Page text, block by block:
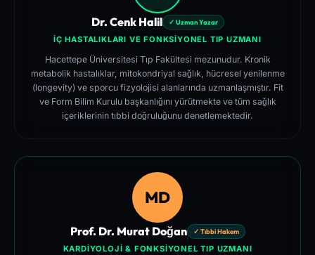
Dr. Cenk Halil ✓ Uzman Yazar
İÇ HASTALIKLARI VE FONKSIYONEL TIP UZMANI
Hacettepe Üniversitesi Tıp Fakültesi mezunudur. Kronik
metabolik hastalıklar, mitokondriyal sağlık, hücresel yenilenme
(longevity) ve sporcu fizyolojisi alanlarında uzmanlaşmıştır. Fit
ve Form Bilim Kurulu başkanlığını yürütmekte ve tüm sağlık
içeriklerinin tıbbi doğruluğunu denetlemektedir.
MD
Prof. Dr. Murat Doğan ✓ Tıbbi Hakem
KARDIYOLOJI & FONKSIYONEL TIP UZMANI